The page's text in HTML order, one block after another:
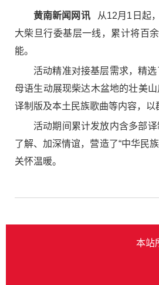
黄南新闻网讯
从12月1日起
大柴旦行委基层一线，累计将百
能。
活动精准对接基层需求，精
母语生动展现柴达木盆地的壮美
译制版及本土民族歌曲等内容，
活动期间累计发放内含多部
了解、加深情谊，营造了“中华民
关怀温暖。
本站